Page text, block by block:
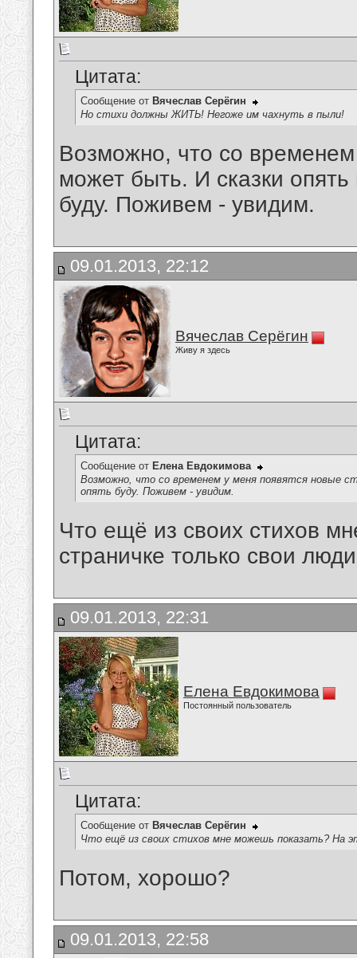
Цитата:
Сообщение от Вячеслав Серёгин
Но стихи должны ЖИТЬ! Негоже им чахнуть в пыли!
Возможно, что со
может быть. И сказки
буду. Поживем - увидим.
09.01.2013, 22:12
Вячеслав Серёгин
Живу я здесь
Цитата:
Сообщение от Елена Евдокимова
Возможно, что со временем у меня появятся новые
опять буду. Поживем - увидим.
Что ещё из своих стихов
страничке только свои
09.01.2013, 22:31
Елена Евдокимова
Постоянный пользователь
Цитата:
Сообщение от Вячеслав Серёгин
Что ещё из своих стихов мне можешь показать? На
Потом, хорошо?
09.01.2013, 22:58